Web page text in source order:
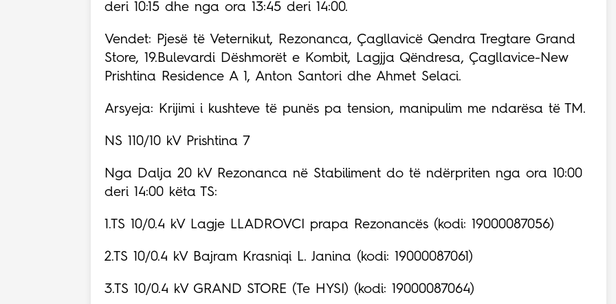
deri 10:15 dhe nga ora 13:45 deri 14:00.
Vendet: Pjesë të Veternikut, Rezonanca, Çagllavicë Qendra Tregtare Grand
Store, 19.Bulevardi Dëshmorët e Kombit, Lagjja Qëndresa, Çagllavice-New
Prishtina Residence A 1, Anton Santori dhe Ahmet Selaci.
Arsyeja: Krijimi i kushteve të punës pa tension, manipulim me ndarësa të TM.
NS 110/10 kV Prishtina 7
Nga Dalja 20 kV Rezonanca në Stabiliment do të ndërpriten nga ora 10:00
deri 14:00 këta TS:
1.TS 10/0.4 kV Lagje LLADROVCI prapa Rezonancës (kodi: 19000087056)
2.TS 10/0.4 kV Bajram Krasniqi L. Janina (kodi: 19000087061)
3.TS 10/0.4 kV GRAND STORE (Te HYSI) (kodi: 19000087064)